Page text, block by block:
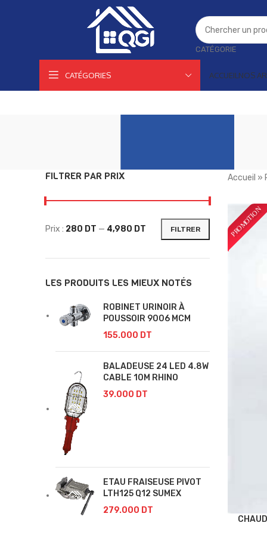
CATÉGORIE
CATÉGORIES ACCUEIL NOS
FILTRER PAR PRIX
FILTRER
Prix : 280 DT — 4,980 DT
LES PRODUITS LES MIEUX NOTÉS
ROBINET URINOIR À
POUSSOIR 9006 MCM
155.000 DT
BALADEUSE 24 LED 4.8W
CABLE 10M RHINO
39.000 DT
ETAU FRAISEUSE PIVOT
LTH125 Q12 SUMEX
279.000 DT
Accueil »